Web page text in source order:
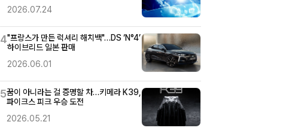
2026.07.24
4"프랑스가 만든 럭셔리 해치백"…DS ‘N°4’
하이브리드 일본 판매
2026.06.01
5꿈이 아니라는 걸 증명할 차…키메라 K39,
파이크스 피크 우승 도전
2026.05.21